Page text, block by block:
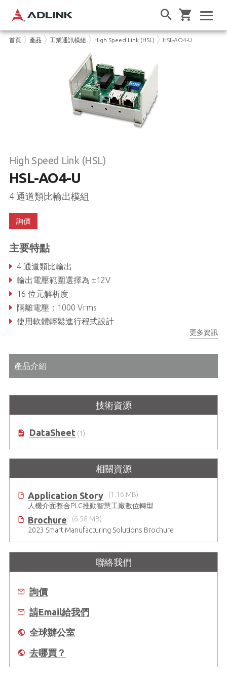
首頁 產品 工業通訊模組 High Speed Link (HSL) HSL-AO4-U
High Speed Link (HSL)
HSL-AO4-U
4 通道類比輸出模組
詢價
主要特點
4 通道類比輸出
輸出電壓範圍選擇為 ±12V
16 位元解析度
隔離電壓：1000 Vrms
使用軟體輕鬆進行程式設計
更多資訊
產品介紹
技術資源
DataSheet(1)
相關資源
Application Story
(1.16 MB)
人機介面整合PLC推動智慧工廠數位轉型
Brochure
(6.58 MB)
2023 Smart Manufacturing Solutions Brochure
聯絡我們
詢價
請Email給我們
全球辦公室
去哪買？